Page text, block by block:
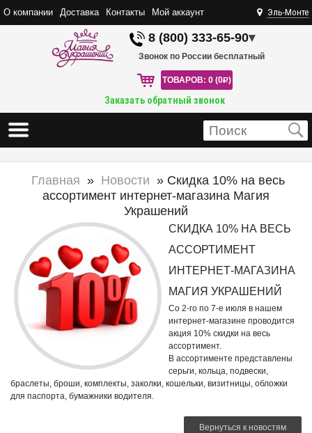
О компании Доставка Контакты Мой аккаунт Эль-Монте
8 (800) 333-65-90▾
Звонок по России бесплатный
ТОВАРОВ: 0 (0R)
Заказать обратный звонок
Главная » Новости » Скидка 10% на весь
ассортимент интернет-магазина Магия
Украшений
СКИДКА 10% НА ВЕСЬ
АССОРТИМЕНТ
ИНТЕРНЕТ-МАГАЗИНА
МАГИЯ УКРАШЕНИЙ
Со 2-го по 7-е июля в нашем
интернет-магазине проводится
акция 10% скидки на весь
ассортимент.
В ассортименте представлены
серьги, кольца, подвески,
браслеты, броши, комплекты, заколки, кошельки, визитницы, обложки
для паспорта, бумажники водителя.
Вернуться к новостям